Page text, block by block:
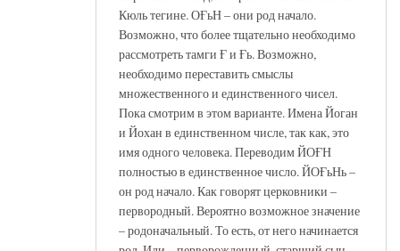
Кюль тегине. ОҒьН – они род начало.
Возможно, что более тщательно необходимо
рассмотреть тамги Ғ и Ғь. Возможно,
необходимо переставить смыслы
множественного и единственного чисел.
Пока смотрим в этом варианте. Имена Йоган
и Йохан в единственном числе, так как, это
имя одного человека. Переводим ЙОҒН
полностью в единственное число. ЙОҒьНь –
он род начало. Как говорят церковники –
первородный. Вероятно возможное значение
– родоначальный. То есть, от него начинается